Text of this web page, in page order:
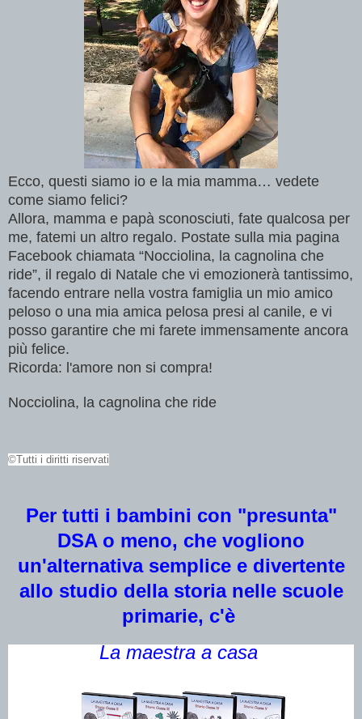
Ecco, questi siamo io e la mia mamma… vedete
come siamo felici?
Allora, mamma e papà sconosciuti, fate qualcosa per
me, fatemi un altro regalo. Postate sulla mia pagina
Facebook chiamata “Nocciolina, la cagnolina che
ride”, il regalo di Natale che vi emozionerà tantissimo,
facendo entrare nella vostra famiglia un mio amico
peloso o una mia amica pelosa presi al canile, e vi
posso garantire che mi farete immensamente ancora
più felice.
Ricorda: l'amore non si compra!
Nocciolina, la cagnolina che ride
©Tutti i diritti riservati
Per tutti i bambini con "presunta"
DSA o meno, che vogliono
un'alternativa semplice e divertente
allo studio della storia nelle scuole
primarie, c'è
La maestra a casa